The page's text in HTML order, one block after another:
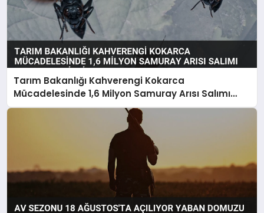
Tarım Bakanlığı Kahverengi Kokarca
Mücadelesinde 1,6 Milyon Samuray Arısı Salımı
Gerçekleştirdi